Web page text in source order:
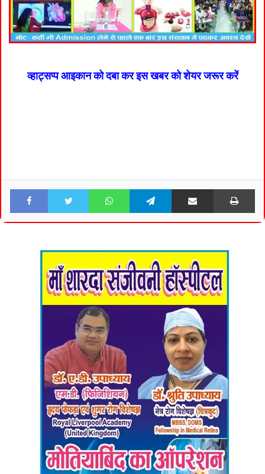
व्हाट्सप्प आइकान को दबा कर इस खबर को शेयर जरूर करें
Facebook Twitter WhatsApp Telegram Share via Email